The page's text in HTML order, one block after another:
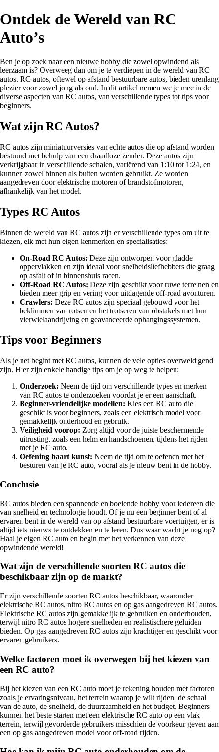
Ontdek de Wereld van RC
Auto’s
Ben je op zoek naar een nieuwe hobby die zowel opwindend als
leerzaam is? Overweeg dan om je te verdiepen in de wereld van RC
autos. RC autos, oftewel op afstand bestuurbare autos, bieden urenlang
plezier voor zowel jong als oud. In dit artikel nemen we je mee in de
diverse aspecten van RC autos, van verschillende types tot tips voor
beginners.
Wat zijn RC Autos?
RC autos zijn miniatuurversies van echte autos die op afstand worden
bestuurd met behulp van een draadloze zender. Deze autos zijn
verkrijgbaar in verschillende schalen, variërend van 1:10 tot 1:24, en
kunnen zowel binnen als buiten worden gebruikt. Ze worden
aangedreven door elektrische motoren of brandstofmotoren,
afhankelijk van het model.
Types RC Autos
Binnen de wereld van RC autos zijn er verschillende types om uit te
kiezen, elk met hun eigen kenmerken en specialisaties:
On-Road RC Autos: Deze zijn ontworpen voor gladde
oppervlakken en zijn ideaal voor snelheidsliefhebbers die graag
op asfalt of in binnenshuis racen.
Off-Road RC Autos: Deze zijn geschikt voor ruwe terreinen en
bieden meer grip en vering voor uitdagende off-road avonturen.
Crawlers: Deze RC autos zijn speciaal gebouwd voor het
beklimmen van rotsen en het trotseren van obstakels met hun
vierwielaandrijving en geavanceerde ophangingssystemen.
Tips voor Beginners
Als je net begint met RC autos, kunnen de vele opties overweldigend
zijn. Hier zijn enkele handige tips om je op weg te helpen:
Onderzoek: Neem de tijd om verschillende types en merken
van RC autos te onderzoeken voordat je er een aanschaft.
Beginner-vriendelijke modellen: Kies een RC auto die
geschikt is voor beginners, zoals een elektrisch model voor
gemakkelijk onderhoud en gebruik.
Veiligheid voorop: Zorg altijd voor de juiste beschermende
uitrusting, zoals een helm en handschoenen, tijdens het rijden
met je RC auto.
Oefening baart kunst: Neem de tijd om te oefenen met het
besturen van je RC auto, vooral als je nieuw bent in de hobby.
Conclusie
RC autos bieden een spannende en boeiende hobby voor iedereen die
van snelheid en technologie houdt. Of je nu een beginner bent of al
ervaren bent in de wereld van op afstand bestuurbare voertuigen, er is
altijd iets nieuws te ontdekken en te leren. Dus waar wacht je nog op?
Haal je eigen RC auto en begin met het verkennen van deze
opwindende wereld!
Wat zijn de verschillende soorten RC autos die
beschikbaar zijn op de markt?
Er zijn verschillende soorten RC autos beschikbaar, waaronder
elektrische RC autos, nitro RC autos en op gas aangedreven RC autos.
Elektrische RC autos zijn gemakkelijk te gebruiken en onderhouden,
terwijl nitro RC autos hogere snelheden en realistischere geluiden
bieden. Op gas aangedreven RC autos zijn krachtiger en geschikt voor
ervaren gebruikers.
Welke factoren moet ik overwegen bij het kiezen van
een RC auto?
Bij het kiezen van een RC auto moet je rekening houden met factoren
zoals je ervaringsniveau, het terrein waarop je wilt rijden, de schaal
van de auto, de snelheid, de duurzaamheid en het budget. Beginners
kunnen het beste starten met een elektrische RC auto op een vlak
terrein, terwijl gevorderde gebruikers misschien de voorkeur geven aan
een op gas aangedreven model voor off-road rijden.